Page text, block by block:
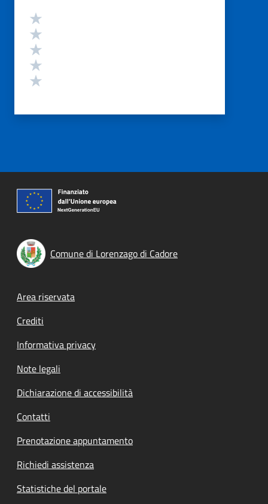
Valutazione
Comune di Lorenzago di Cadore
Footer menu
Area riservata
Crediti
Informativa privacy
Note legali
Dichiarazione di accessibilità
Contatti
Prenotazione appuntamento
Richiedi assistenza
Statistiche del portale